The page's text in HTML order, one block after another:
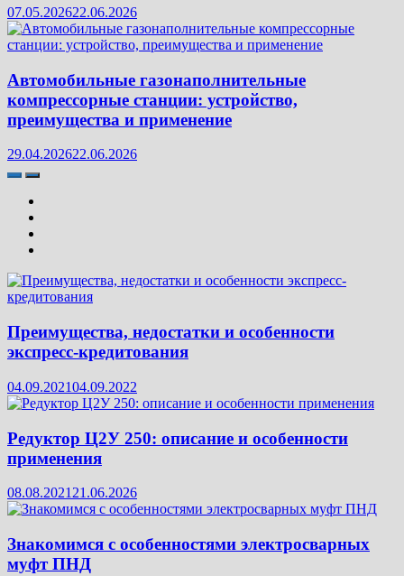
07.05.202622.06.2026
Автомобильные газонаполнительные
компрессорные станции: устройство,
преимущества и применение
29.04.202622.06.2026
Преимущества, недостатки и особенности
экспресс-кредитования
04.09.202104.09.2022
Редуктор Ц2У 250: описание и особенности
применения
08.08.2021 21.06.2026
Знакомимся с особенностями электросварных
муфт ПНД